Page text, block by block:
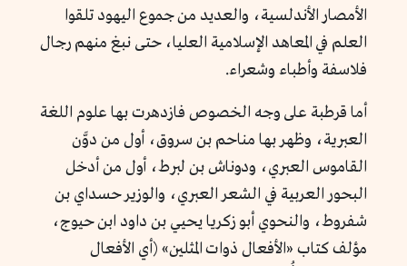
الأمصار الأندلسية، والعديد من جموع اليهود تلقوا
العلم في المعاهد الإسلامية العليا، حتى نبغ منهم رجال
فلاسفة وأطباء وشعراء.
أما قرطبة على وجه الخصوص فازدهرت بها علوم اللغة
العبرية، وظهر بها مناحم بن سروق، أول من دوَّن
القاموس العبري، ودوناش بن لبرط، أول من أدخل
البحور العربية في الشعر العبري، والوزير حسداي بن
شفروط، والنحوي أبو زكريا يحيي بن داود ابن حيوج،
مؤلف كتاب «الأفعال ذوات المثلين» (أي الأفعال